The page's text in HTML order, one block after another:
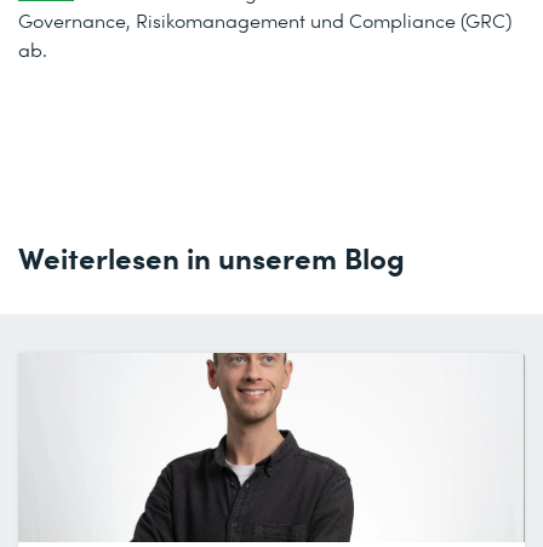
Governance, Risikomanagement und Compliance (GRC)
ab.
Weiterlesen in unserem Blog